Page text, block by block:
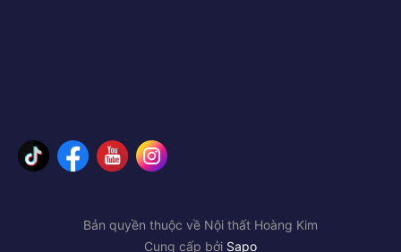
Bản quyền thuộc về Nội thất Hoàng Kim
Cung cấp bởi Sapo